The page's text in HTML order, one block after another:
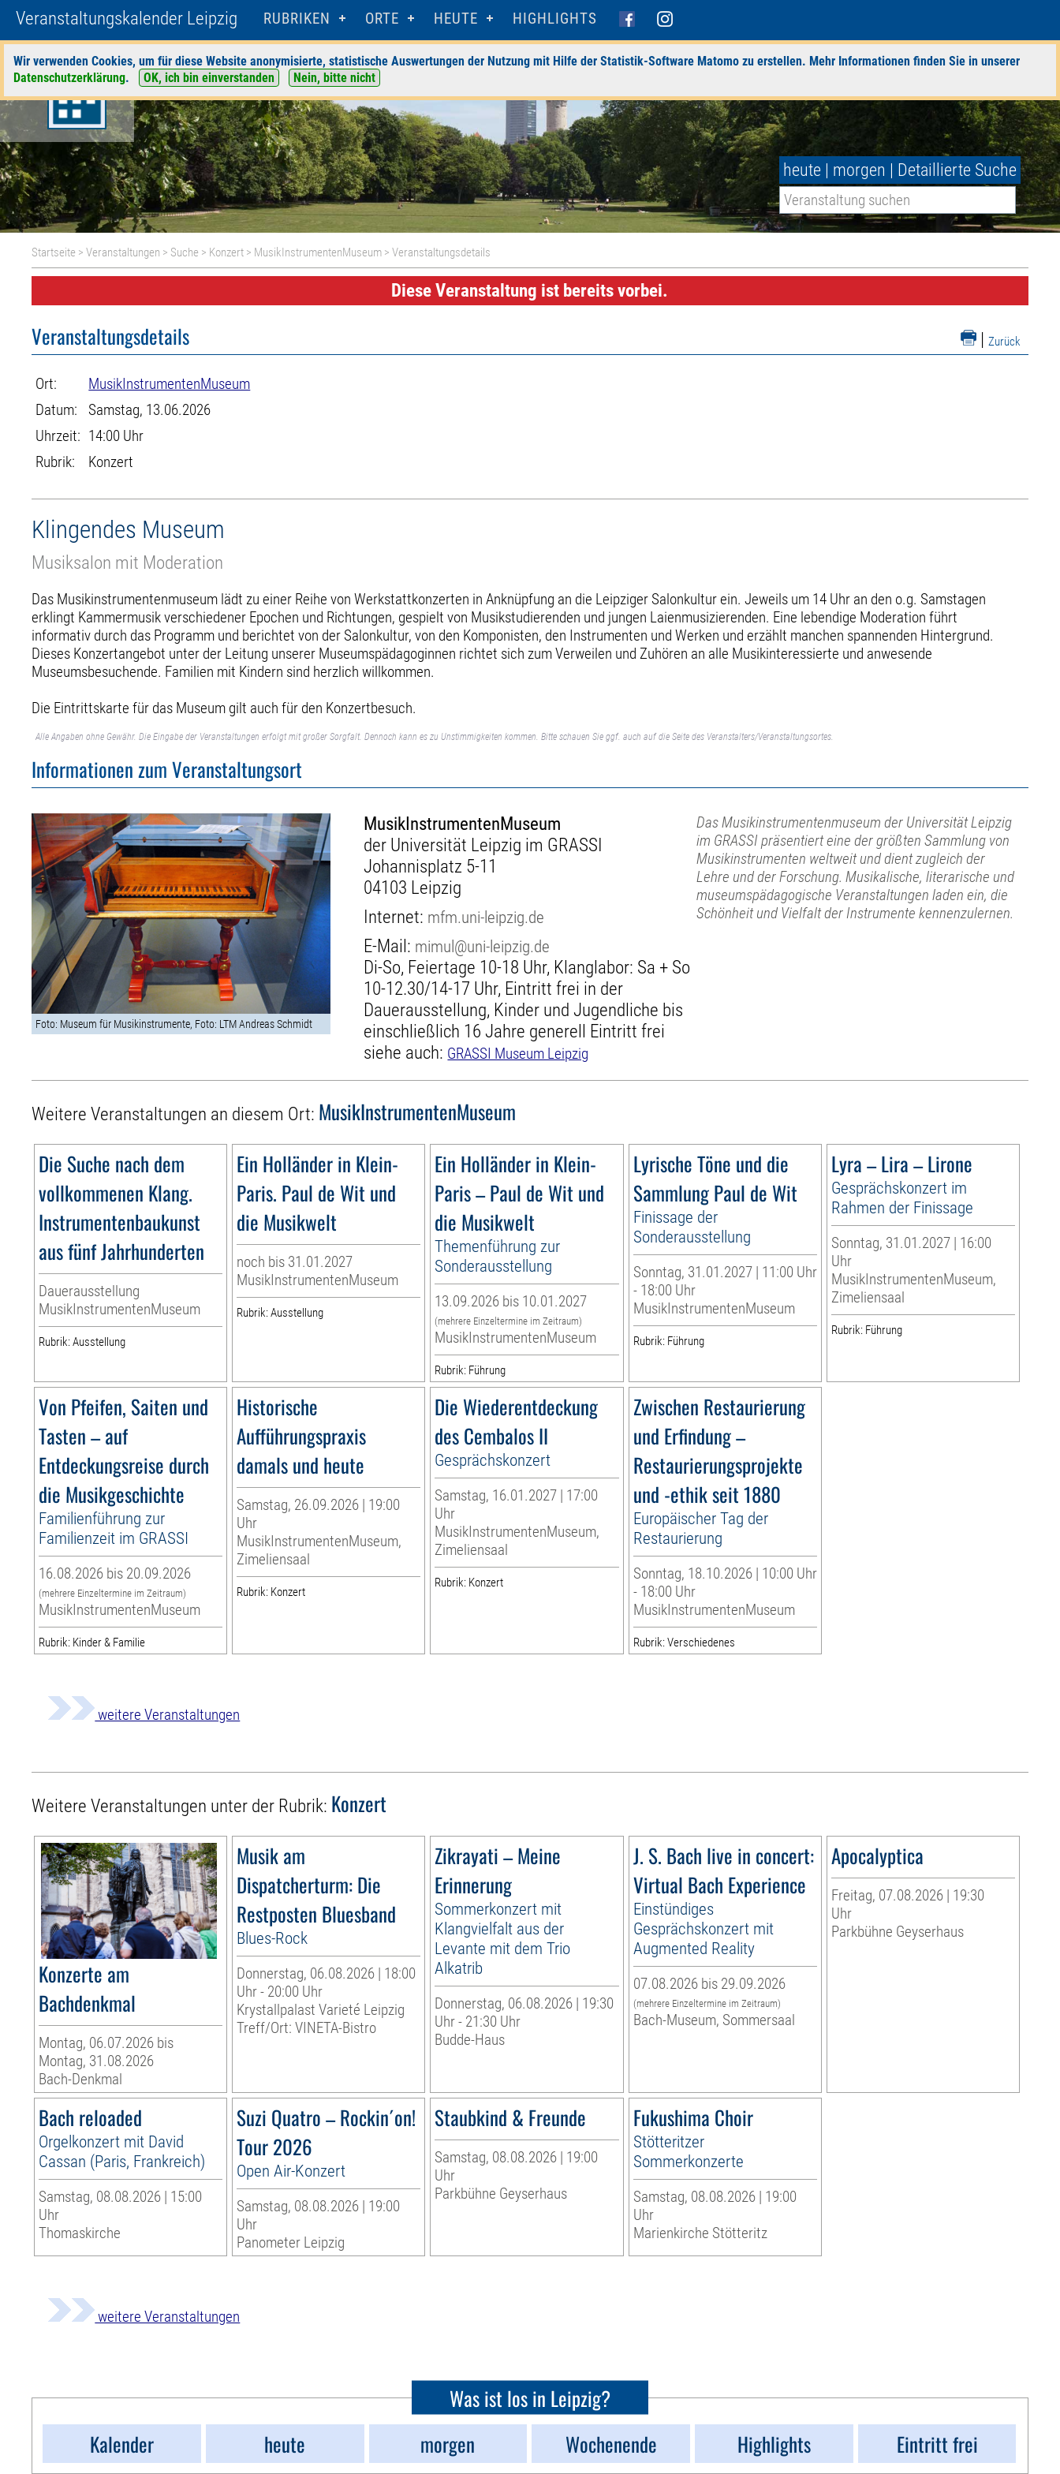
Veranstaltungskalender Leipzig RUBRIKEN ORTE HEUTE HIGHLIGHTS
Wir verwenden Cookies, um für diese Website anonymisierte, statistische Auswertungen der Nutzung mit Hilfe der Statistik-Software Matomo zu erstellen. Mehr Informationen finden Sie in unserer
Datenschutzerklärung. OK, ich bin einverstanden Nein, bitte nicht
heute | morgen | Detaillierte Suche
Startseite >Veranstaltungen > Suche > Konzert > MusikInstrumentenMuseum > Veranstaltungsdetails
Diese Veranstaltung ist bereits vorbei.
| Zurück
Veranstaltungsdetails
Ort:
MusikInstrumentenMuseum
Datum:
Samstag, 13.06.2026
Uhrzeit: 14:00 Uhr
Rubrik:
Konzert
Klingendes Museum
Musiksalon mit Moderation
Das Musikinstrumentenmuseum lädt zu einer Reihe von Werkstattkonzerten in Anknüpfung an die Leipziger Salonkultur ein. Jeweils um 14 Uhr an den o.g. Samstagen
erklingt Kammermusik verschiedener Epochen und Richtungen, gespielt von Musikstudierenden und jungen Laienmusizierenden. Eine lebendige Moderation führt
informativ durch das Programm und berichtet von der Salonkultur, von den Komponisten, den Instrumenten und Werken und erzählt manchen spannenden Hintergrund.
Dieses Konzertangebot unter der Leitung unserer Museumspädagoginnen richtet sich zum Verweilen und Zuhören an alle Musikinteressierte und anwesende
Museumsbesuchende. Familien mit Kindern sind herzlich willkommen.
Die Eintrittskarte für das Museum gilt auch für den Konzertbesuch.
Alle Angaben ohne Gewähr. Die Eingabe der Veranstaltungen erfolgt mit großer Sorgfalt. Dennoch kann es zu Unstimmigkeiten kommen. Bitte schauen Sie ggf. auch auf die Seite des Veranstalters/Veranstaltungsortes.
Informationen zum Veranstaltungsort
Foto: Museum für Musikinstrumente, Foto: LTM Andreas Schmidt
MusikInstrumentenMuseum
der Universität Leipzig im GRASSI
Johannisplatz 5-11
04103 Leipzig
Internet: mfm.uni-leipzig.de
E-Mail: mimul@uni-leipzig.de
Di-So, Feiertage 10-18 Uhr, Klanglabor: Sa + So
10-12.30/14-17 Uhr, Eintritt frei in der
Dauerausstellung, Kinder und Jugendliche bis
einschließlich 16 Jahre generell Eintritt frei
siehe auch: GRASSI Museum Leipzig
Das Musikinstrumentenmuseum der Universität Leipzig
im GRASSI präsentiert eine der größten Sammlung von
Musikinstrumenten weltweit und dient zugleich der
Lehre und der Forschung. Musikalische, literarische und
museumspädagogische Veranstaltungen laden ein, die
Schönheit und Vielfalt der Instrumente kennenzulernen.
Weitere Veranstaltungen an diesem Ort: MusikInstrumentenMuseum
Die Suche nach dem
vollkommenen Klang.
Instrumentenbaukunst
aus fünf Jahrhunderten
Dauerausstellung
MusikInstrumentenMuseum
Rubrik: Ausstellung
Ein Holländer in Klein-
Paris. Paul de Wit und
die Musikwelt
noch bis 31.01.2027
MusikInstrumentenMuseum
Rubrik: Ausstellung
Ein Holländer in Klein-
Paris – Paul de Wit und
die Musikwelt
Themenführung zur
Sonderausstellung
13.09.2026 bis 10.01.2027
(mehrere Einzeltermine im Zeitraum)
MusikInstrumentenMuseum
Rubrik: Führung
Lyrische Töne und die
Sammlung Paul de Wit
Finissage der
Sonderausstellung
Sonntag, 31.01.2027 | 11:00 Uhr
- 18:00 Uhr
MusikInstrumentenMuseum
Rubrik: Führung
Lyra – Lira – Lirone
Gesprächskonzert im
Rahmen der Finissage
Sonntag, 31.01.2027 | 16:00
Uhr
MusikInstrumentenMuseum,
Zimeliensaal
Rubrik: Führung
Von Pfeifen, Saiten und
Tasten – auf
Entdeckungsreise durch
die Musikgeschichte
Familienführung zur
Familienzeit im GRASSI
16.08.2026 bis 20.09.2026
(mehrere Einzeltermine im Zeitraum)
MusikInstrumentenMuseum
Rubrik: Kinder & Familie
Historische
Aufführungspraxis
damals und heute
Samstag, 26.09.2026 | 19:00
Uhr
MusikInstrumentenMuseum,
Zimeliensaal
Rubrik: Konzert
Die Wiederentdeckung
des Cembalos II
Gesprächskonzert
Samstag, 16.01.2027 | 17:00
Uhr
MusikInstrumentenMuseum,
Zimeliensaal
Rubrik: Konzert
Zwischen Restaurierung
und Erfindung –
Restaurierungsprojekte
und -ethik seit 1880
Europäischer Tag der
Restaurierung
Sonntag, 18.10.2026 | 10:00 Uhr
- 18:00 Uhr
MusikInstrumentenMuseum
Rubrik: Verschiedenes
weitere Veranstaltungen
Weitere Veranstaltungen unter der Rubrik: Konzert
Konzerte am
Bachdenkmal
Montag, 06.07.2026 bis
Montag, 31.08.2026
Bach-Denkmal
Musik am
Dispatcherturm: Die
Restposten Bluesband
Blues-Rock
Donnerstag, 06.08.2026 | 18:00
Uhr - 20:00 Uhr
Krystallpalast Varieté Leipzig
Treff/Ort: VINETA-Bistro
Zikrayati – Meine
Erinnerung
Sommerkonzert mit
Klangvielfalt aus der
Levante mit dem Trio
Alkatrib
Donnerstag, 06.08.2026 | 19:30
Uhr - 21:30 Uhr
Budde-Haus
J. S. Bach live in concert:
Virtual Bach Experience
Einstündiges
Gesprächskonzert mit
Augmented Reality
07.08.2026 bis 29.09.2026
(mehrere Einzeltermine im Zeitraum)
Bach-Museum, Sommersaal
Apocalyptica
Freitag, 07.08.2026 | 19:30
Uhr
Parkbühne Geyserhaus
Bach reloaded
Orgelkonzert mit David
Cassan (Paris, Frankreich)
Samstag, 08.08.2026 | 15:00
Uhr
Thomaskirche
Suzi Quatro – Rockin´on!
Tour 2026
Open Air-Konzert
Samstag, 08.08.2026 | 19:00
Uhr
Panometer Leipzig
Staubkind & Freunde
Samstag, 08.08.2026 | 19:00
Uhr
Parkbühne Geyserhaus
Fukushima Choir
Stötteritzer
Sommerkonzerte
Samstag, 08.08.2026 | 19:00
Uhr
Marienkirche Stötteritz
weitere Veranstaltungen
Was ist los in Leipzig?
Kalender
heute morgen Wochenende Highlights Eintritt frei